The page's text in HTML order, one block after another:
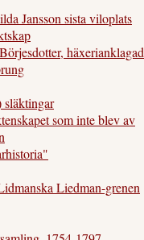
Jansson sista viloplats
häxerianklagad
släktingar
som inte blev av
Liedman-grenen